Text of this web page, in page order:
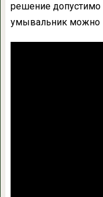
решение допустимо
умывальник можно